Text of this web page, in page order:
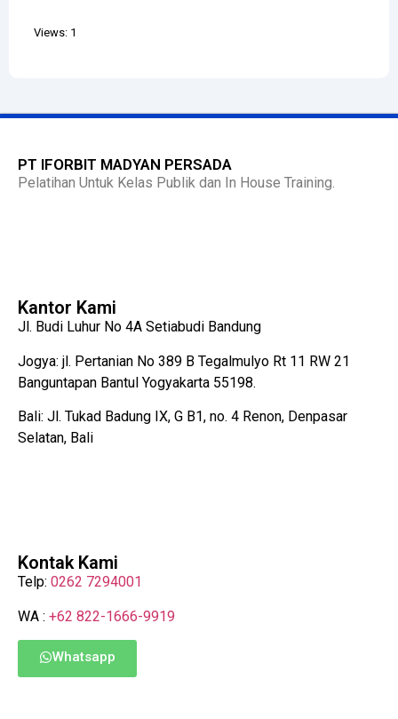
Views: 1
PT IFORBIT MADYAN PERSADA
Pelatihan Untuk Kelas Publik dan In House Training.
Kantor Kami
Jl. Budi Luhur No 4A Setiabudi Bandung
Jogya: jl. Pertanian No 389 B Tegalmulyo Rt 11 RW 21
Banguntapan Bantul Yogyakarta 55198.
Bali: Jl. Tukad Badung IX, G B1, no. 4 Renon, Denpasar
Selatan, Bali
Kontak Kami
Telp: 0262 7294001
WA : +62 822-1666-9919
Whatsapp